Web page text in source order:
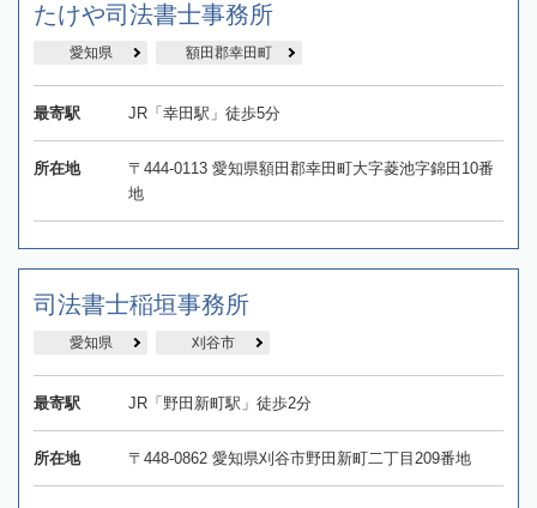
たけや司法書士事務所
愛知県 額田郡幸田町
最寄駅 JR「幸田駅」徒歩5分
所在地
〒444-0113 愛知県額田郡幸田町大字菱池字錦田10番
地
司法書士稲垣事務所
愛知県 刈谷市
最寄駅 JR「野田新町駅」徒歩2分
所在地 〒448-0862 愛知県刈谷市野田新町二丁目209番地